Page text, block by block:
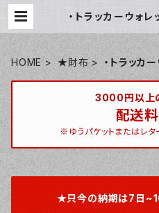
・トラッカーウォ
HOME
★財布 ・トラッカ
3000円以上
配送料
※ゆうパケットまたはレタ
★只今の納期は7日